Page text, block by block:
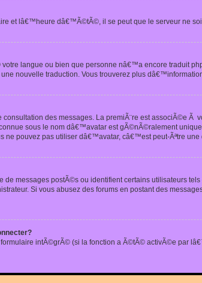
et lâ€™heure dâ€™Ã©tÃ©, il se peut que le serveur ne
langue ou bien que personne nâ€™a encore traduit
nouvelle traduction. Vous trouverez plus
des messages. La premiÃ¨re est associÃ©e
sous le nom dâ€™avatar est gÃ©nÃ©ralement
ne pouvez pas utiliser dâ€™avatar, câ€™est peut-Ãªtre
messages postÃ©s ou identifient certains utilisateurs
Si vous abusez des forums en postant des
intÃ©grÃ© (si la fonction a Ã©tÃ© activÃ©e par